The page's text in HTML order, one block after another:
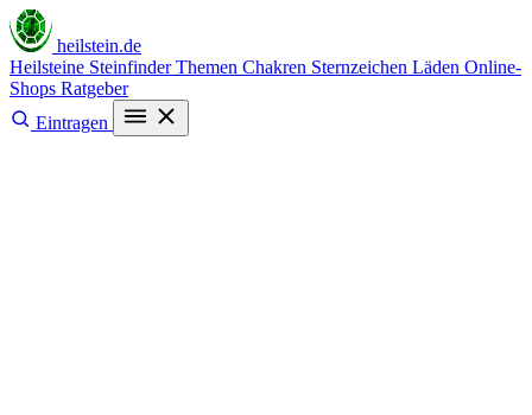
heilstein.de
Heilsteine SteinfinderThemen Chakren Sternzeichen Läden Online-
Shops Ratgeber
Eintragen